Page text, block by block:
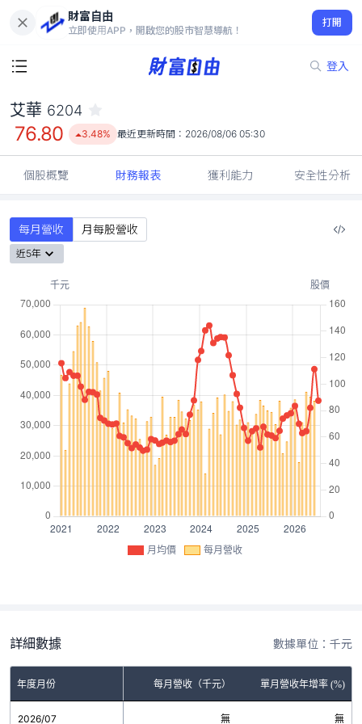
財富自由
立即使用APP，開啟您的股市智慧導航！
打開
登入
76.80
3.48%
艾華 6204
76.80 3.48% 最近更新時間： 2026/08/06 05:30
個股概覽 財務報表 獲利能力 安全性分析
每月營收 月每股營收
近5年
月均價 每月營收
詳細數據 數據單位：千元
年度月份 每月營收（千元） 單月營收年增率 (%)
2026/07 無 無